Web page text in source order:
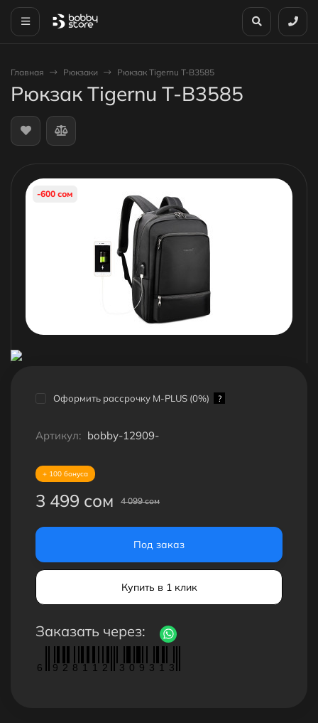
Главная Рюкзаки Рюкзак Tigernu T-B3585
Рюкзак Tigernu T-B3585
-600 сом
Оформить рассрочку M-PLUS (0%) ?
Артикул: bobby-12909-
+ 100 бонуса
3 499 сом 4 099 сом
Под заказ
Купить в 1 клик
Заказать через:
6 9 2 8 1 1 2 3 0 9 3 1 3